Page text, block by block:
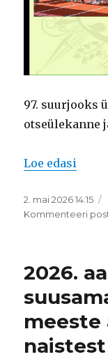
97. suurjooks
otseülekanne
Loe edasi
Postitatud
2. mai 2026 14:15
Kommenteeri
2026.
meeste